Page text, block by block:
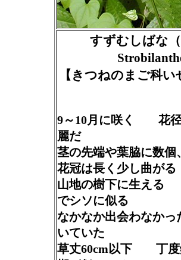
すずむしばな
【きつねのまご科
9～10月に咲く 花径
麗だ
茎の先端や葉脇に数
花冠は長く少し曲
山地の樹下に生える
でシソに似る
なかなか出会わなか
いていた
草丈60cm以下 丁度